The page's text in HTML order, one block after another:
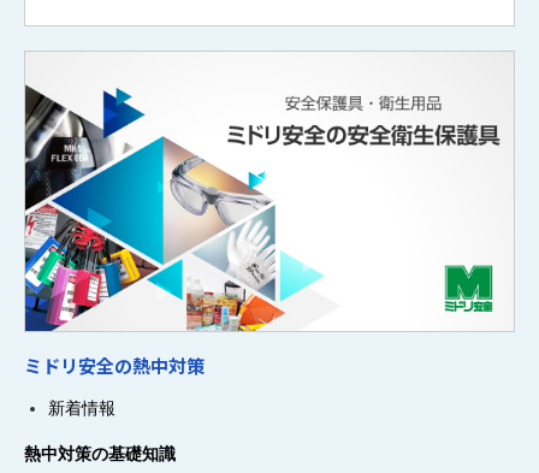
ミドリ安全の熱中対策
新着情報
熱中対策の基礎知識